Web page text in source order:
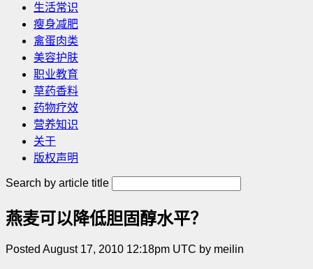
生活常识
瘦身减肥
禽蛋肉类
美容护肤
职业教育
草药香料
药物疗效
营养知识
关于
版权声明
Search by article title
燕麦可以降低胆固醇水平？
Posted August 17, 2010 12:18pm UTC by meilin